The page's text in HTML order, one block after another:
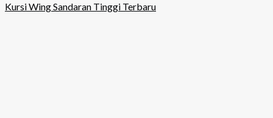
Kursi Wing Sandaran Tinggi Terbaru